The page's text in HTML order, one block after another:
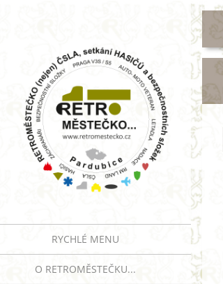
RYCHLÉ MENU
O RETROMĚSTEČKU...